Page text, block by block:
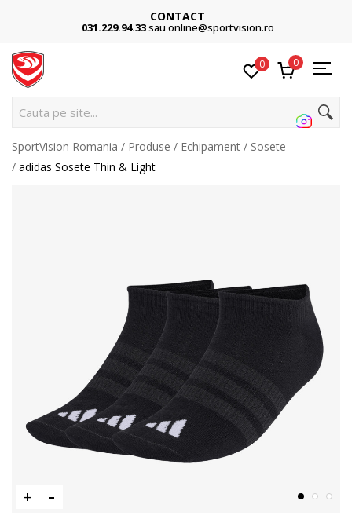
CONTACT
031.229.94.33sau online@sportvision.ro
0 0
Cauta pe site...
SportVision Romania Produse Echipament
Sosete
adidas Sosete Thin & Light